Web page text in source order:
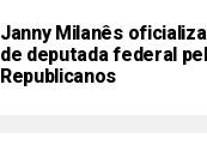
Janny Milanês
de deputada federal
Republicanos